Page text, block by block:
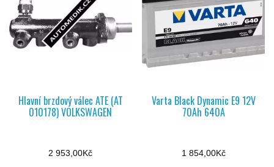
Hlavní brzdový válec ATE (AT
010178) VOLKSWAGEN
2 953,00Kč
Varta Black Dynamic E9 12V
70Ah 640A
1 854,00Kč